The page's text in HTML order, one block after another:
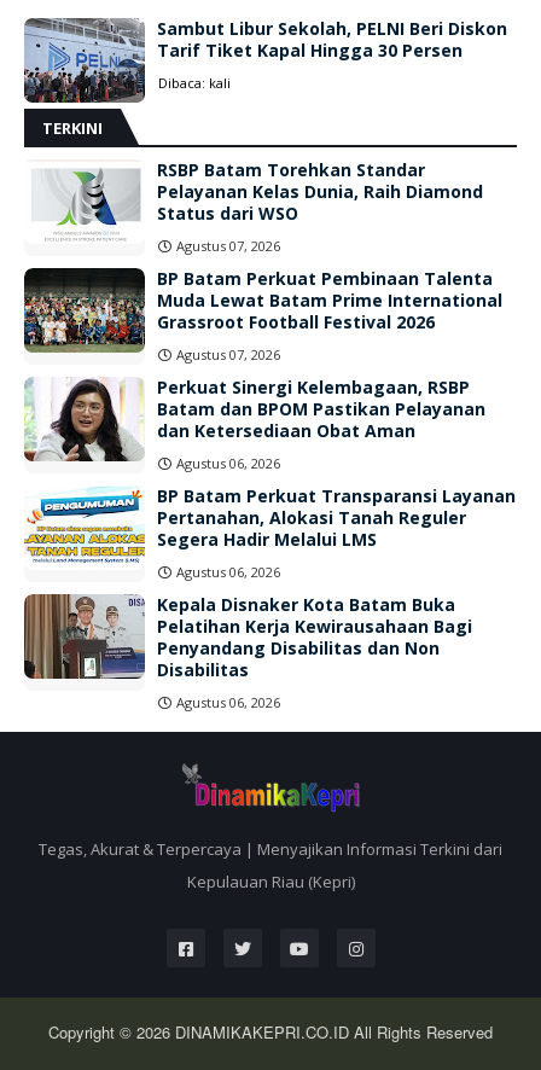
Sambut Libur Sekolah, PELNI Beri Diskon
Tarif Tiket Kapal Hingga 30 Persen
Dibaca: kali
TERKINI
RSBP Batam Torehkan Standar
Pelayanan Kelas Dunia, Raih Diamond
Status dari WSO
Agustus 07, 2026
BP Batam Perkuat Pembinaan Talenta
Muda Lewat Batam Prime International
Grassroot Football Festival 2026
Agustus 07, 2026
Perkuat Sinergi Kelembagaan, RSBP
Batam dan BPOM Pastikan Pelayanan
dan Ketersediaan Obat Aman
Agustus 06, 2026
BP Batam Perkuat Transparansi Layanan
Pertanahan, Alokasi Tanah Reguler
Segera Hadir Melalui LMS
Agustus 06, 2026
Kepala Disnaker Kota Batam Buka
Pelatihan Kerja Kewirausahaan Bagi
Penyandang Disabilitas dan Non
Disabilitas
Agustus 06, 2026
Tegas, Akurat & Terpercaya | Menyajikan Informasi Terkini dari
Kepulauan Riau (Kepri)
Copyright © 2026 DINAMIKAKEPRI.CO.ID All Rights Reserved